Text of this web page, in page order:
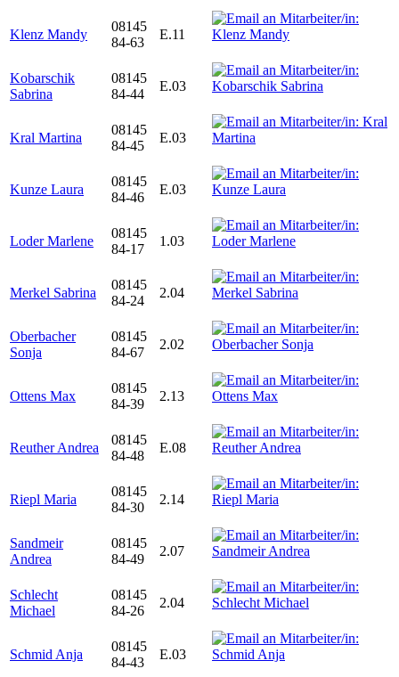
Klenz Mandy
08145
84-63
E.11
Kobarschik
Sabrina
08145
84-44
E.03
Kral Martina
08145
84-45
E.03
Kunze Laura
08145
84-46
E.03
Loder Marlene
08145
84-17
1.03
Merkel Sabrina
08145
84-24
2.04
Oberbacher
Sonja
08145
84-67
2.02
Ottens Max
08145
84-39
2.13
Reuther Andrea
08145
84-48
E.08
Riepl Maria
08145
84-30
2.14
Sandmeir
Andrea
08145
84-49
2.07
Schlecht
Michael
08145
84-26
2.04
Schmid Anja
08145
84-43
E.03